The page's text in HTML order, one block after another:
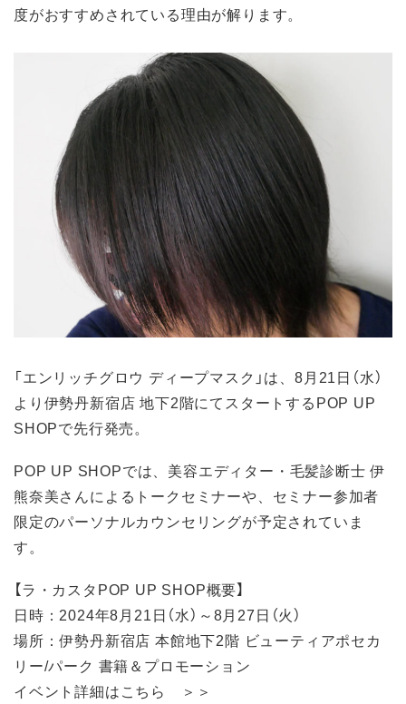
度がおすすめされている理由が解ります。
「エンリッチグロウ ディープマスク」は、8月21日（水）
より伊勢丹新宿店 地下2階にてスタートするPOP UP
SHOPで先行発売。
POP UP SHOPでは、美容エディター・毛髪診断士 伊
熊奈美さんによるトークセミナーや、セミナー参加者
限定のパーソナルカウンセリングが予定されていま
す。
【ラ・カスタPOP UP SHOP概要】
日時：2024年8月21日（水）～8月27日（火）
場所：伊勢丹新宿店 本館地下2階 ビューティアポセカ
リー/パーク 書籍＆プロモーション
イベント詳細はこちら ＞＞